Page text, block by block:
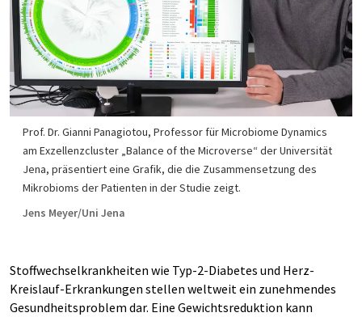
Prof. Dr. Gianni Panagiotou, Professor für Microbiome Dynamics
am Exzellenzcluster „Balance of the Microverse“ der Universität
Jena, präsentiert eine Grafik, die die Zusammensetzung des
Mikrobioms der Patienten in der Studie zeigt.
Jens Meyer/Uni Jena
Stoffwechselkrankheiten wie Typ-2-Diabetes und Herz-
Kreislauf-Erkrankungen stellen weltweit ein zunehmendes
Gesundheitsproblem dar. Eine Gewichtsreduktion kann